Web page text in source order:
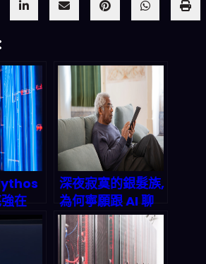
在
本更
深夜寂寞的銀髮族,
為何寧願跟 AI 聊
天也不找家人?揭
開高齡社會的隱藏
真相